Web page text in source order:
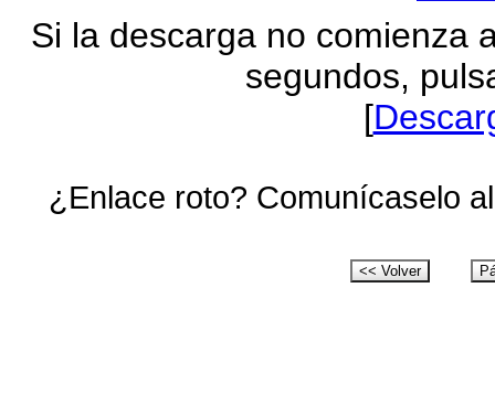
Si la descarga no comienza
segundos,
[
¿Enlace roto? Comunícaselo